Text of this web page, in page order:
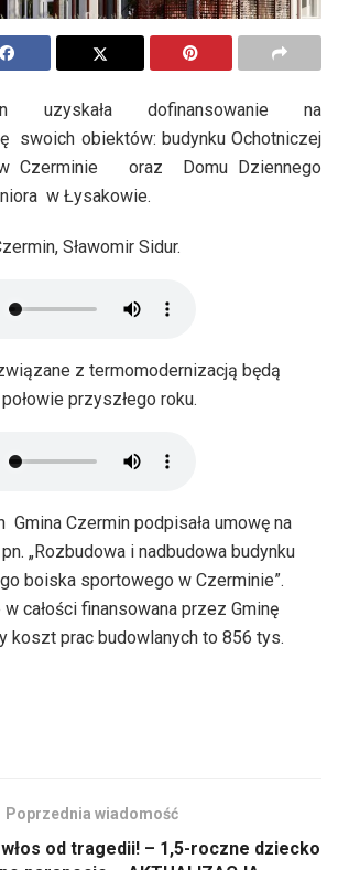
uzyskała dofinansowanie na
swoich obiektów: budynku Ochotniczej
w Czerminie oraz Domu Dziennego
w Łysakowie.
Sławomir Sidur.
z termomodernizacją będą
przyszłego roku.
Gmina Czermin podpisała umowę na
„Rozbudowa i nadbudowa budynku
boiska sportowego w Czerminie”.
całości finansowana przez Gminę
koszt prac budowlanych to 856 tys.
Poprzednia wiadomość
od tragedii! – 1,5-roczne dziecko